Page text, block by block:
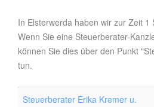
In Elsterwerda haben wir zur Zeit 1
Wenn Sie eine Steuerberater-
können Sie dies über den Punkt
tun.
Steuerberater Erika Kremer u.